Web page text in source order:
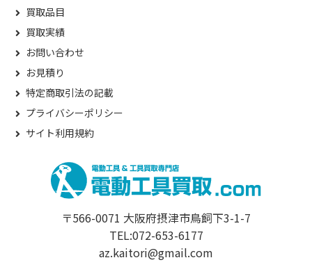
買取品目
買取実績
お問い合わせ
お見積り
特定商取引法の記載
プライバシーポリシー
サイト利用規約
〒566-0071 大阪府摂津市鳥飼下3-1-7
TEL:072-653-6177
az.kaitori@gmail.com